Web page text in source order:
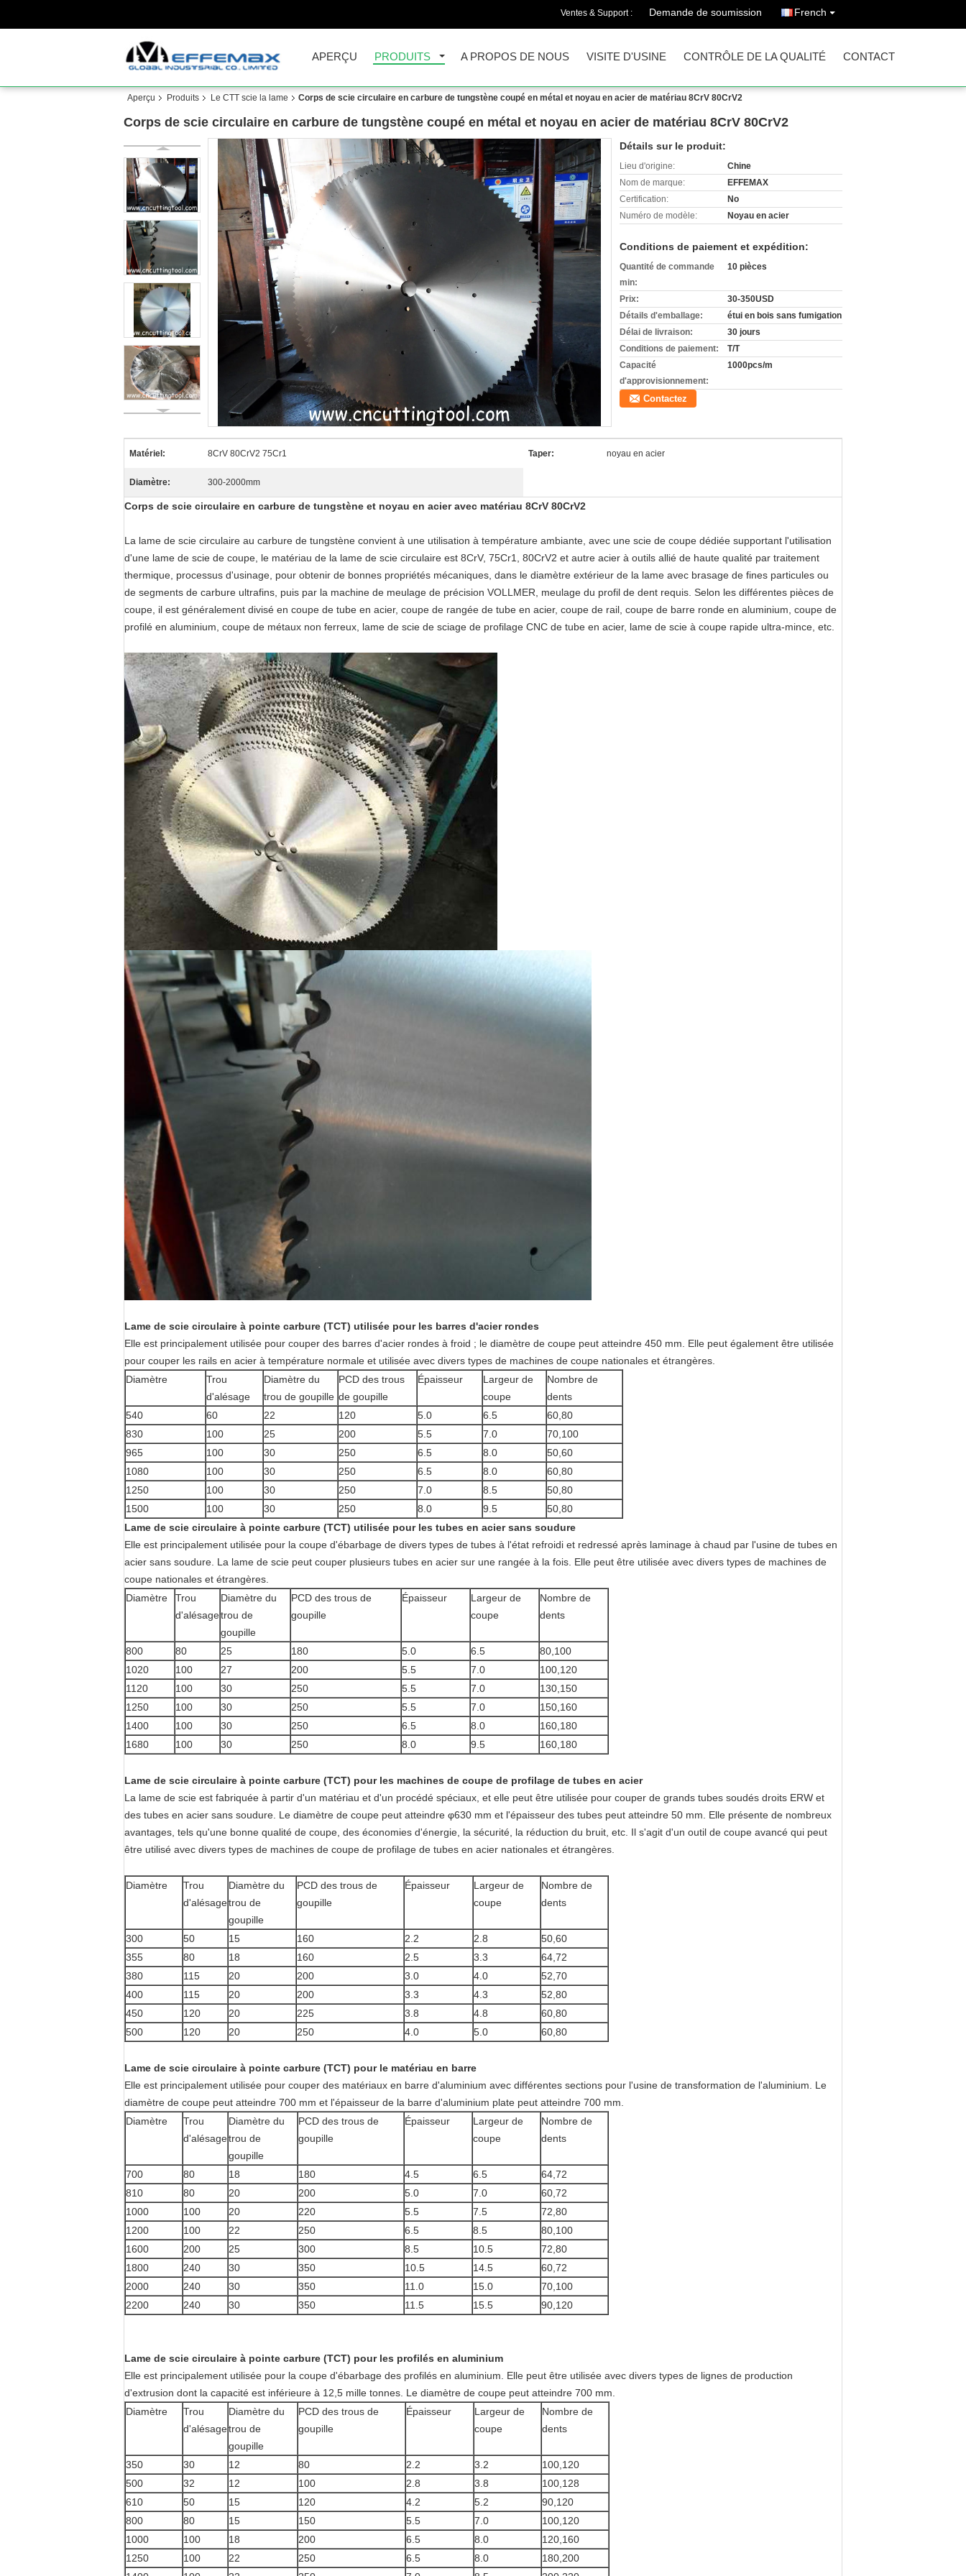
Ventes & Support : Demande de soumission French
APERÇU PRODUITS A PROPOS DE NOUS VISITE D'USINE CONTRÔLE DE LA QUALITÉ CONTACT
Aperçu Produits Le CTT scie la lame Corps de scie circulaire en carbure de tungstène coupé en métal et noyau en acier de matériau 8CrV 80CrV2
Corps de scie circulaire en carbure de tungstène coupé en métal et noyau en acier de matériau 8CrV 80CrV2
Détails sur le produit:
Lieu d'origine:
Chine
Nom de marque:
EFFEMAX
Certification:
No
Numéro de modèle:
Noyau en acier
Conditions de paiement et expédition:
Quantité de commande
min:
10 pièces
Prix:
30-350USD
Détails d'emballage:
étui en bois sans fumigation
Délai de livraison:
30 jours
Conditions de paiement:
T/T
Capacité
d'approvisionnement:
1000pcs/m
Contactez
Matériel: 8CrV 80CrV2 75Cr1 Taper: noyau en acier
Diamètre: 300-2000mm
Corps de scie circulaire en carbure de tungstène et noyau en acier avec matériau 8CrV 80CrV2
La lame de scie circulaire au carbure de tungstène convient à une utilisation à température ambiante, avec une scie de coupe dédiée supportant l'utilisation
d'une lame de scie de coupe, le matériau de la lame de scie circulaire est 8CrV, 75Cr1, 80CrV2 et autre acier à outils allié de haute qualité par traitement
thermique, processus d'usinage, pour obtenir de bonnes propriétés mécaniques, dans le diamètre extérieur de la lame avec brasage de fines particules ou
de segments de carbure ultrafins, puis par la machine de meulage de précision VOLLMER, meulage du profil de dent requis. Selon les différentes pièces de
coupe, il est généralement divisé en coupe de tube en acier, coupe de rangée de tube en acier, coupe de rail, coupe de barre ronde en aluminium, coupe de
profilé en aluminium, coupe de métaux non ferreux, lame de scie de sciage de profilage CNC de tube en acier, lame de scie à coupe rapide ultra-mince, etc.
Lame de scie circulaire à pointe carbure (TCT) utilisée pour les barres d'acier rondes
Elle est principalement utilisée pour couper des barres d'acier rondes à froid ; le diamètre de coupe peut atteindre 450 mm. Elle peut également être utilisée
pour couper les rails en acier à température normale et utilisée avec divers types de machines de coupe nationales et étrangères.
Diamètre
Trou
d'alésage
Diamètre du
trou de goupille
PCD des trous
de goupille
Épaisseur
Largeur de
coupe
Nombre de
dents
540
60 22 120 5.0 6.5
60,80
830
100 25 200 5.5 7.0
70,100
965
100 30 250 6.5 8.0
50,60
1080
100 30 250 6.5 8.0
60,80
1250
100 30 250 7.0 8.5
50,80
1500
100 30 250 8.0 9.5
50,80
Lame de scie circulaire à pointe carbure (TCT) utilisée pour les tubes en acier sans soudure
Elle est principalement utilisée pour la coupe d'ébarbage de divers types de tubes à l'état refroidi et redressé après laminage à chaud par l'usine de tubes en
acier sans soudure. La lame de scie peut couper plusieurs tubes en acier sur une rangée à la fois. Elle peut être utilisée avec divers types de machines de
coupe nationales et étrangères.
Diamètre
Trou
d'alésage
Diamètre du
trou de
goupille
PCD des trous de
goupille
Épaisseur
Largeur de
coupe
Nombre de
dents
800 80 25 180 5.0 6.5
80,100
1020
100 27 200 5.5 7.0
100,120
1120
100 30 250 5.5 7.0
130,150
1250
100 30 250 5.5 7.0
150,160
1400
100 30 250 6.5 8.0
160,180
1680
100 30 250 8.0 9.5 160,180
Lame de scie circulaire à pointe carbure (TCT) pour les machines de coupe de profilage de tubes en acier
La lame de scie est fabriquée à partir d'un matériau et d'un procédé spéciaux, et elle peut être utilisée pour couper de grands tubes soudés droits ERW et
des tubes en acier sans soudure. Le diamètre de coupe peut atteindre φ630 mm et l'épaisseur des tubes peut atteindre 50 mm. Elle présente de nombreux
avantages, tels qu'une bonne qualité de coupe, des économies d'énergie, la sécurité, la réduction du bruit, etc. Il s'agit d'un outil de coupe avancé qui peut
être utilisé avec divers types de machines de coupe de profilage de tubes en acier nationales et étrangères.
Diamètre
Trou
d'alésage
Diamètre du
trou de
goupille
PCD des trous de
goupille
Épaisseur
Largeur de
coupe
Nombre de
dents
300 50 15 160 2.2 2.8
50,60
355
80 18 160 2.5 3.3
64,72
380
115 20 200 3.0 4.0
52,70
400
115 20 200 3.3 4.3
52,80
450
120 20 225 3.8 4.8
60,80
500
120 20 250 4.0 5.0 60,80
Lame de scie circulaire à pointe carbure (TCT) pour le matériau en barre
Elle est principalement utilisée pour couper des matériaux en barre d'aluminium avec différentes sections pour l'usine de transformation de l'aluminium. Le
diamètre de coupe peut atteindre 700 mm et l'épaisseur de la barre d'aluminium plate peut atteindre 700 mm.
Diamètre
Trou
d'alésage
Diamètre du
trou de
goupille
PCD des trous de
goupille
Épaisseur
Largeur de
coupe
Nombre de
dents
700 80 18 180 4.5 6.5
64,72
810
80 20 200 5.0 7.0
60,72
1000
100 20 220 5.5 7.5
72,80
1200
100 22 250 6.5 8.5
80,100
1600
200 25 300 8.5 10.5
72,80
1800
240 30 350 10.5 14.5
60,72
2000
240 30 350 11.0 15.0
70,100
2200
240 30 350 11.5 15.5 90,120
Lame de scie circulaire à pointe carbure (TCT) pour les profilés en aluminium
Elle est principalement utilisée pour la coupe d'ébarbage des profilés en aluminium. Elle peut être utilisée avec divers types de lignes de production
d'extrusion dont la capacité est inférieure à 12,5 mille tonnes. Le diamètre de coupe peut atteindre 700 mm.
Diamètre
Trou
d'alésage
Diamètre du
trou de
goupille
PCD des trous de
goupille
Épaisseur
Largeur de
coupe
Nombre de
dents
350 30 12 80 2.2 3.2
100,120
500
32 12 100 2.8 3.8
100,128
610
50 15 120 4.2 5.2
90,120
800
80 15 150 5.5 7.0
100,120
1000
100 18 200 6.5 8.0
120,160
1250
100 22 250 6.5 8.0
180,200